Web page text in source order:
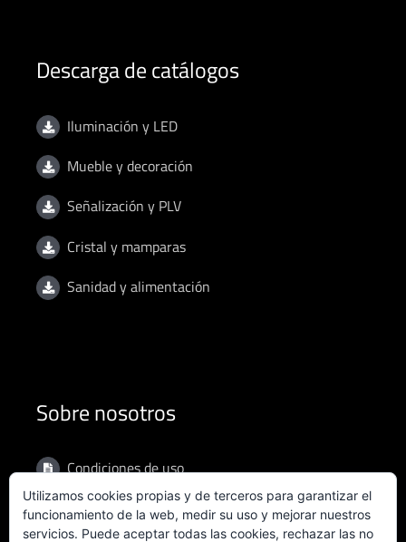
Descarga de catálogos
Iluminación y LED
Mueble y decoración
Señalización y PLV
Cristal y mamparas
Sanidad y alimentación
Sobre nosotros
Condiciones de uso
Política de privacidad
Utilizamos cookies propias y de terceros para garantizar el
funcionamiento de la web, medir su uso y mejorar nuestros
servicios. Puede aceptar todas las cookies, rechazar las no